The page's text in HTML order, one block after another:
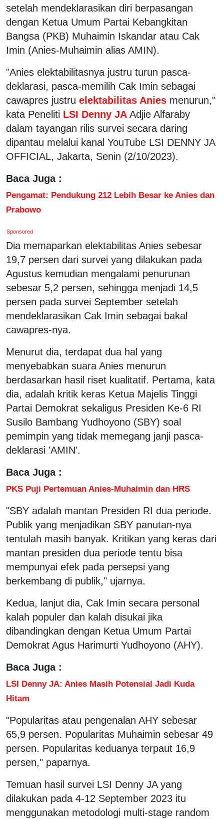
setelah mendeklarasikan diri berpasangan
dengan Ketua Umum Partai Kebangkitan
Bangsa (PKB) Muhaimin Iskandar atau Cak
Imin (Anies-Muhaimin alias AMIN).
"Anies elektabilitasnya justru turun pasca-
deklarasi, pasca-memilih Cak Imin sebagai
cawapres justru elektabilitas Anies menurun,"
kata Peneliti LSI Denny JA Adjie Alfaraby
dalam tayangan rilis survei secara daring
dipantau melalui kanal YouTube LSI DENNY JA
OFFICIAL, Jakarta, Senin (2/10/2023).
Baca Juga :
Pengamat: Pendukung 212 Lebih Besar ke Anies dan
Prabowo
Sponsored
Dia memaparkan elektabilitas Anies sebesar
19,7 persen dari survei yang dilakukan pada
Agustus kemudian mengalami penurunan
sebesar 5,2 persen, sehingga menjadi 14,5
persen pada survei September setelah
mendeklarasikan Cak Imin sebagai bakal
cawapres-nya.
Menurut dia, terdapat dua hal yang
menyebabkan suara Anies menurun
berdasarkan hasil riset kualitatif. Pertama, kata
dia, adalah kritik keras Ketua Majelis Tinggi
Partai Demokrat sekaligus Presiden Ke-6 RI
Susilo Bambang Yudhoyono (SBY) soal
pemimpin yang tidak memegang janji pasca-
deklarasi 'AMIN'.
Baca Juga :
PKS Puji Pertemuan Anies-Muhaimin dan HRS
"SBY adalah mantan Presiden RI dua periode.
Publik yang menjadikan SBY panutan-nya
tentulah masih banyak. Kritikan yang keras dari
mantan presiden dua periode tentu bisa
mempunyai efek pada persepsi yang
berkembang di publik," ujarnya.
Kedua, lanjut dia, Cak Imin secara personal
kalah populer dan kalah disukai jika
dibandingkan dengan Ketua Umum Partai
Demokrat Agus Harimurti Yudhoyono (AHY).
Baca Juga :
LSI Denny JA: Anies Masih Potensial Jadi Kuda
Hitam
"Popularitas atau pengenalan AHY sebesar
65,9 persen. Popularitas Muhaimin sebesar 49
persen. Popularitas keduanya terpaut 16,9
persen," paparnya.
Temuan hasil survei LSI Denny JA yang
dilakukan pada 4-12 September 2023 itu
menggunakan metodologi multi-stage random